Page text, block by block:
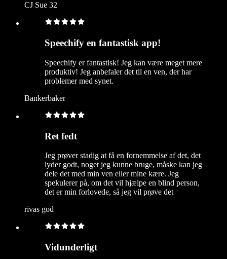
CJ Sue 32
Speechify en fantastisk app!
Speechify er fantastisk! Jeg kan være meget mere
produktiv! Jeg anbefaler det til en ven, der har
problemer med synet.
Bankerbaker
Ret fedt
Jeg prøver stadig at få en fornemmelse af det, det
lyder godt, noget jeg kunne bruge, måske kan jeg
dele det med min ven eller mine kære. Jeg
spekulerer på, om det vil hjælpe en blind person,
det er min forlovede, så jeg vil prøve det
rivas god
Vidunderligt